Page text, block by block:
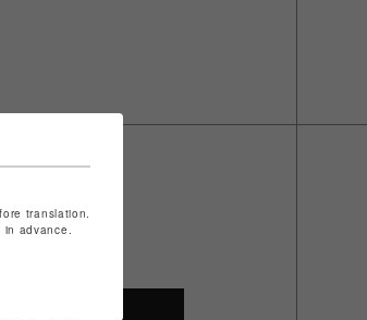
translation.
advance.